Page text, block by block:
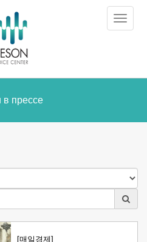
Toggle
в прессе
[매일경제]